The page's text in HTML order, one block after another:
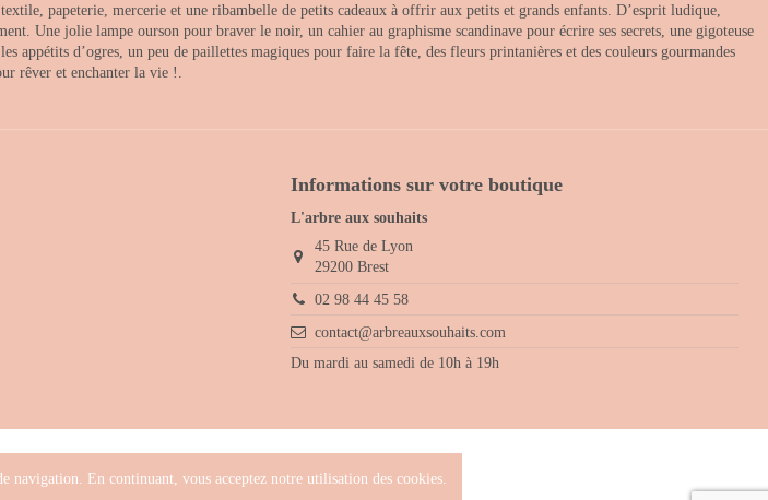
papeterie, mercerie et une ribambelle de petits cadeaux à offrir aux petits et grands enfants. D’esprit ludique,
Une jolie lampe ourson pour braver le noir, un cahier au graphisme scandinave pour écrire ses secrets, une gigoteuse
appétits d’ogres, un peu de paillettes magiques pour faire la fête, des fleurs printanières et des couleurs gourmandes
rêver et enchanter la vie !.
Informations sur votre boutique
L'arbre aux souhaits
45 Rue de Lyon
29200 Brest
02 98 44 45 58
contact@arbreauxsouhaits.com
Du mardi au samedi de 10h à 19h
navigation. En continuant, vous acceptez notre utilisation des cookies.